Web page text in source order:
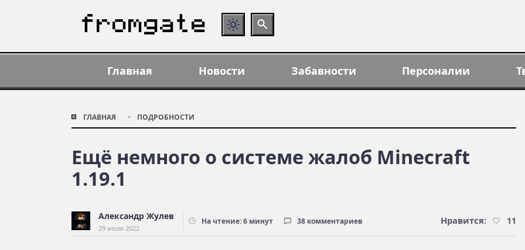
Главная Новости Забавности Персоналии
ГЛАВНАЯ ПОДРОБНОСТИ
Ещё немного о системе жалоб Minecraft
1.19.1
Александр Жулев
29 июля 2022
На чтение: 6 минут 38 комментариев Нравится: 11